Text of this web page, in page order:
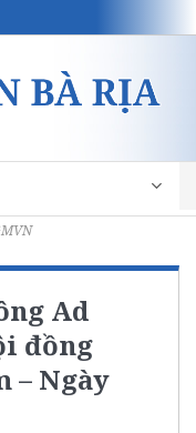
Ad
đồng
– Ngày